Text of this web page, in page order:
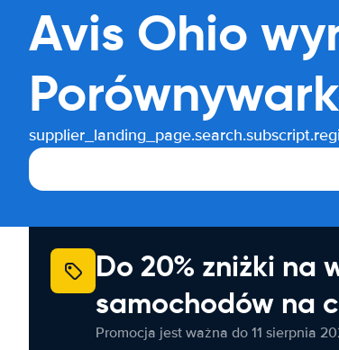
Avis Ohio
Do 20% zniżki na
samochodów na
Promocja jest ważna do 11 sierpnia